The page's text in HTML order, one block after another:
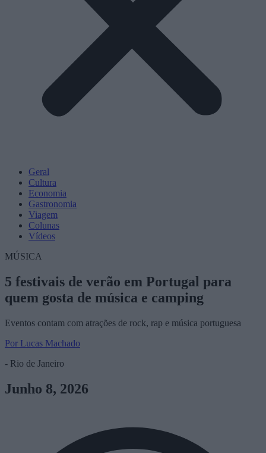
Geral
Cultura
Economia
Gastronomia
Viagem
Colunas
Vídeos
MÚSICA
5 festivais de verão em Portugal para
quem gosta de música e camping
Eventos contam com atrações de rock, rap e música portuguesa
Por Lucas Machado
- Rio de Janeiro
Junho 8, 2026